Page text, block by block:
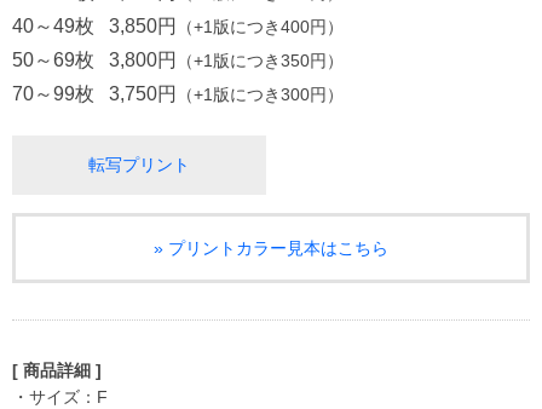
40～49枚
50～69枚
70～99枚
3,850円 （+1版につき400円）
3,800円 （+1版につき350円）
3,750円 （+1版につき300円）
転写プリント
» プリントカラー見本はこちら
[ 商品詳細 ]
・サイズ：F